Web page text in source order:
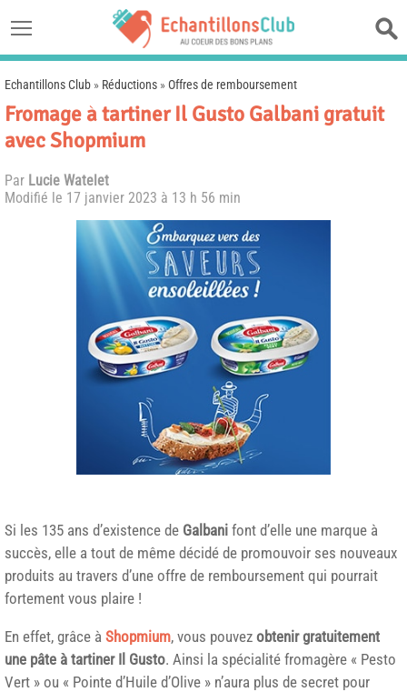
Echantillons Club » Réductions »Offres de remboursement
Fromage à tartiner Il Gusto Galbani gratuit
avec Shopmium
Par Lucie Watelet
Modifié le 17 janvier 2023 à 13 h 56 min
Si les 135 ans d’existence de Galbani font d’elle une marque à
succès, elle a tout de même décidé de promouvoir ses nouveaux
produits au travers d’une offre de remboursement qui pourrait
fortement vous plaire !
En effet, grâce à Shopmium, vous pouvez obtenir gratuitement
une pâte à tartiner Il Gusto. Ainsi la spécialité fromagère « Pesto
Vert » ou « Pointe d’Huile d’Olive » n’aura plus de secret pour